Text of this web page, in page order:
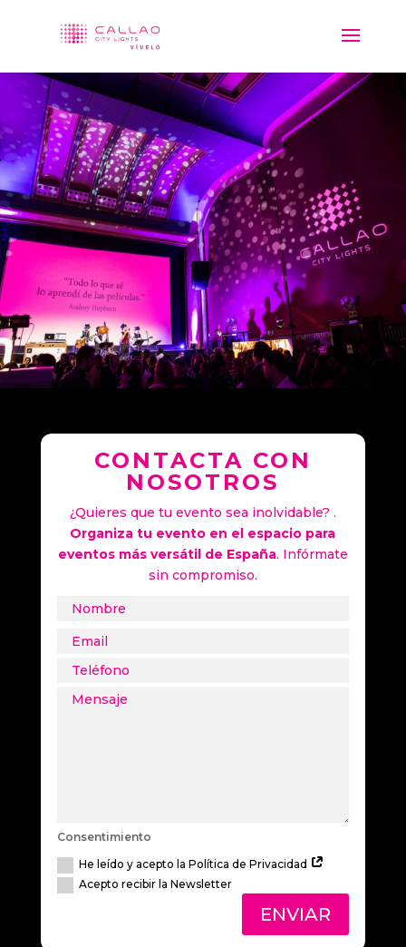
CONTACTA CON
NOSOTROS
¿Quieres que tu evento sea inolvidable? .
Organiza tu evento en el espacio para
eventos más versátil de España. Infórmate
sin compromiso.
Consentimiento
He leído y acepto la Política de Privacidad
Acepto recibir la Newsletter
ENVIAR